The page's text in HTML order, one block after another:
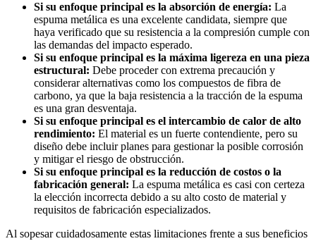
Si su enfoque principal es la absorción de energía: La
espuma metálica es una excelente candidata, siempre que
haya verificado que su resistencia a la compresión cumple con
las demandas del impacto esperado.
Si su enfoque principal es la máxima ligereza en una pieza
estructural: Debe proceder con extrema precaución y
considerar alternativas como los compuestos de fibra de
carbono, ya que la baja resistencia a la tracción de la espuma
es una gran desventaja.
Si su enfoque principal es el intercambio de calor de alto
rendimiento: El material es un fuerte contendiente, pero su
diseño debe incluir planes para gestionar la posible corrosión
y mitigar el riesgo de obstrucción.
Si su enfoque principal es la reducción de costos o la
fabricación general: La espuma metálica es casi con certeza
la elección incorrecta debido a su alto costo de material y
requisitos de fabricación especializados.
Al sopesar cuidadosamente estas limitaciones frente a sus beneficios